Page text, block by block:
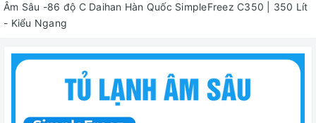
Âm Sâu -86 độ C Daihan Hàn Quốc SimpleFreez C350 | 350 Lít
- Kiểu Ngang